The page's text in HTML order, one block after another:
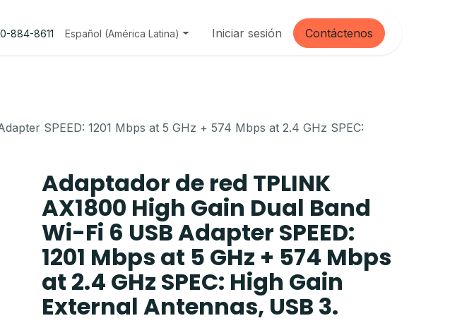
884-8611 Español (América Latina) Iniciar sesión Contáctenos
SPEED: 1201 Mbps at 5 GHz + 574 Mbps at 2.4 GHz SPEC:
Adaptador de red TPLINK
AX1800 High Gain Dual Band
Wi-Fi 6 USB Adapter SPEED:
1201 Mbps at 5 GHz + 574 Mbps
at 2.4 GHz SPEC: High Gain
External Antennas, USB 3.